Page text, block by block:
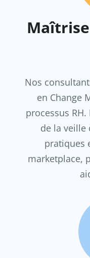
Nos
en Change
processus
de la veille
pratiques
marketplace,